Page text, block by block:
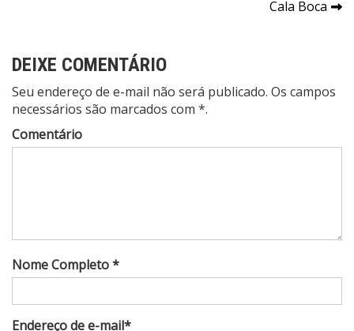
Cala Boca
DEIXE COMENTÁRIO
Seu endereço de e-mail não será publicado. Os campos
necessários são marcados com *.
Comentário
Nome Completo *
Endereço de e-mail*